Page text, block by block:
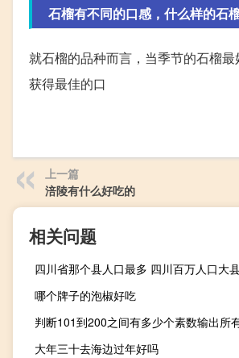
石榴有不同的口感，什么样的石
就石榴的品种而言，当季节的石榴
获得最佳的口
上一篇
涪陵有什么好吃的
相关问题
四川省那个县人口最多 四川百万人口大
哪个牌子的泡椒好吃
判断101到200之间有多少个素数输出所
大年三十去海边过年好吗